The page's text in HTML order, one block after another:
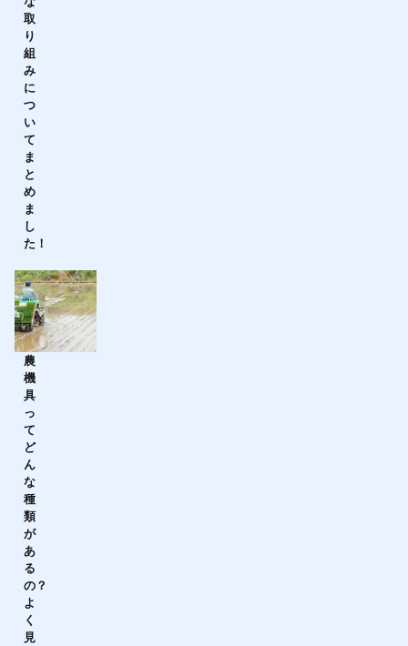
取
り
組
み
に
つ
い
て
ま
と
め
ま
し
た！
農
機
具
っ
て
ど
ん
な
種
類
が
あ
る
の？
よ
く
見